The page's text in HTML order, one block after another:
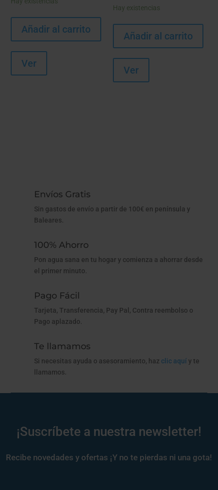
Añadir al carrito
Ver
Hay existencias
Añadir al carrito
Ver
Envíos Gratis
Sin gastos de envío a partir de 100€ en península y
Baleares.
100% Ahorro
Pon agua sana en tu hogar y comienza a ahorrar desde
el primer minuto.
Pago Fácil
Tarjeta, Transferencia, Pay Pal, Contra reembolso o
Pago aplazado.
Te llamamos
Si necesitas ayuda o asesoramiento, haz clic aquíy te
llamamos.
¡Suscríbete a nuestra newsletter!
Recibe novedades y ofertas ¡Y no te pierdas ni una gota!